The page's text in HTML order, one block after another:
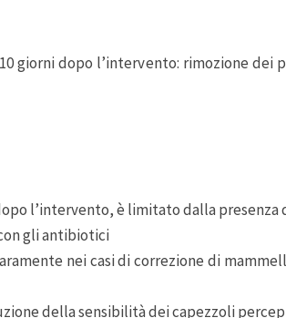
giorni dopo l’intervento: rimozione
l’intervento, è limitato dalla presenza
gli antibiotici
nei casi di correzione di
della sensibilità dei capezzoli